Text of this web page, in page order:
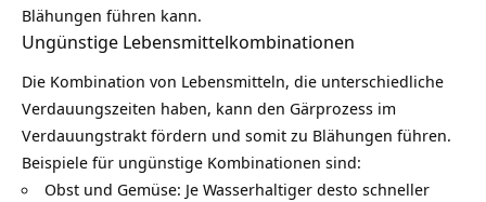
Blähungen führen kann.
Ungünstige Lebensmittelkombinationen
Die Kombination von Lebensmitteln, die unterschiedliche
Verdauungszeiten haben, kann den Gärprozess im
Verdauungstrakt fördern und somit zu Blähungen führen.
Beispiele für ungünstige Kombinationen sind:
Obst und Gemüse: Je Wasserhaltiger desto schneller